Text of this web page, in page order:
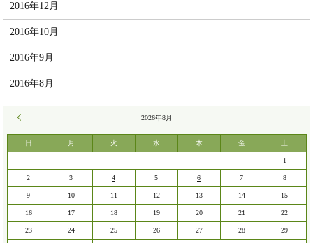
2016年12月
2016年10月
2016年9月
2016年8月
2026年8月
日 月 火 水 木 金 土
1
2 3 4 5 6 7 8
9 10 11 12 13 14 15
16 17 18 19 20 21 22
23 24 25 26 27 28 29